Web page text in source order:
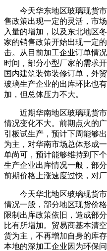
今天华东地区玻璃现货市
售政策出现一定的灵活，市
入量的增加，以及东北地区
家的销售政策开始出现一定
击。从目前加工企业订单情
时间，部分小型厂家的需求
国内建筑装饰装修订单，外
玻璃生产企业的出库环比也
加，但总体压力不大。
近期华南地区玻璃现货市
情况变化不大。前期点火的
引板试生产，预计下周能够
为主，对华南市场总体形成
单尚可，预计能够维持到下
生产企业出库情况一般，部
前期价格上涨速度过快，对
今天华北地区玻璃现货市
情况一般，部分地区现货价
限制出库政策依旧，造成部
比有所增加。贸易商基本清
货为主，不再增加自身的库
本地的深加工企业因为环保